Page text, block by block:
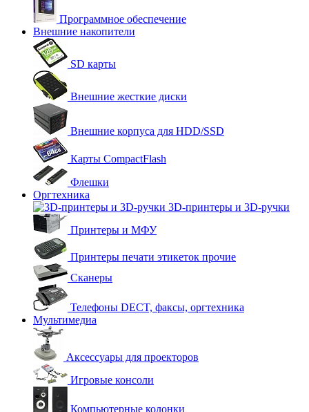
Программное обеспечение
Внешние накопители
SD карты
Внешние жесткие диски
Внешние корпуса для HDD/SSD
Карты CompactFlash
Флешки
Оргтехника
3D-принтеры и 3D-ручки
Принтеры и МФУ
Принтеры печати этикеток прочие
Сканеры
Телефоны DECT, факсы, оргтехника
Мультимедиа
Аксессуары для проекторов
Игровые консоли
Компьютерные колонки